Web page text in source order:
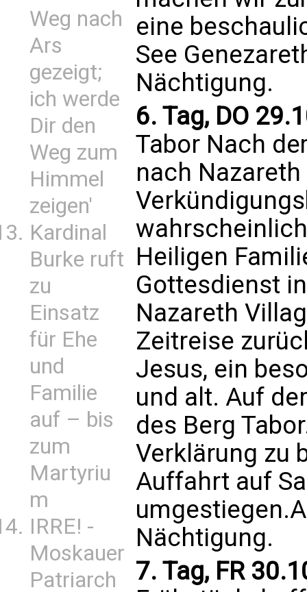
Weg nach
Ars
gezeigt;
ich werde
Dir den
Weg zum
Himmel
zeigen'
Kardinal
Burke ruft
zu
Einsatz
für Ehe
und
Familie
auf – bis
zum
Martyriu
m
IRRE! -
Moskauer
Patriarch
eine
See
Nächtigung.
6. Tag, DO
Tabor Nach
nach
Heiligen
Gottesdienst
Nazareth
Zeitreise
Jesus, ein
und alt. Auf
des Berg
Verklärung zu
Auffahrt auf
Nächtigung.
7. Tag, FR